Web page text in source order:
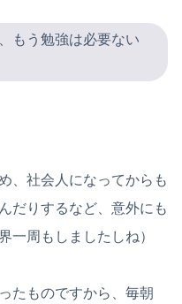
もう勉強は必要ない
、社会人になってからも
だりするなど、意外にも
一周もしましたしね）
たものですから、毎朝